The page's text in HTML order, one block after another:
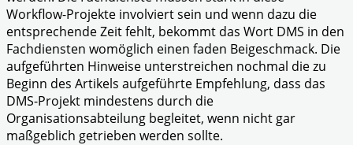
Workflow-Projekte involviert sein und wenn dazu die
entsprechende Zeit fehlt, bekommt das Wort DMS in den
Fachdiensten womöglich einen faden Beigeschmack. Die
aufgeführten Hinweise unterstreichen nochmal die zu
Beginn des Artikels aufgeführte Empfehlung, dass das
DMS-Projekt mindestens durch die
Organisationsabteilung begleitet, wenn nicht gar
maßgeblich getrieben werden sollte.